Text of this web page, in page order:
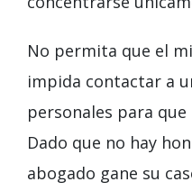
No permita que el
impida contactar a
personales para
Dado que no hay
abogado gane su